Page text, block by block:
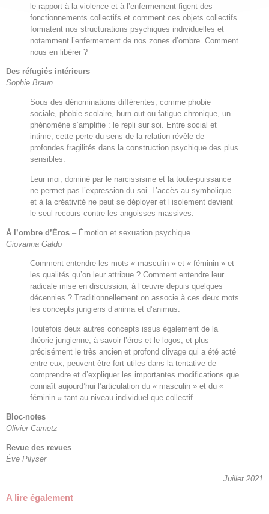
le rapport à la violence et à l’enfermement figent des
fonctionnements collectifs et comment ces objets collectifs
formatent nos structurations psychiques individuelles et
notamment l’enfermement de nos zones d’ombre. Comment
nous en libérer ?
Des réfugiés intérieurs
Sophie Braun
Sous des dénominations différentes, comme phobie
sociale, phobie scolaire, burn-out ou fatigue chronique, un
phénomène s’amplifie : le repli sur soi. Entre social et
intime, cette perte du sens de la relation révèle de
profondes fragilités dans la construction psychique des plus
sensibles.
Leur moi, dominé par le narcissisme et la toute-puissance
ne permet pas l’expression du soi. L’accès au symbolique
et à la créativité ne peut se déployer et l’isolement devient
le seul recours contre les angoisses massives.
À l’ombre d’Éros – Émotion et sexuation psychique
Giovanna Galdo
Comment entendre les mots « masculin » et « féminin » et
les qualités qu’on leur attribue ? Comment entendre leur
radicale mise en discussion, à l’œuvre depuis quelques
décennies ? Traditionnellement on associe à ces deux mots
les concepts jungiens d’anima et d’animus.
Toutefois deux autres concepts issus également de la
théorie jungienne, à savoir l’éros et le logos, et plus
précisément le très ancien et profond clivage qui a été acté
entre eux, peuvent être fort utiles dans la tentative de
comprendre et d’expliquer les importantes modifications que
connaît aujourd’hui l’articulation du « masculin » et du «
féminin » tant au niveau individuel que collectif.
Bloc-notes
Olivier Cametz
Revue des revues
Ève Pilyser
Juillet 2021
A lire également